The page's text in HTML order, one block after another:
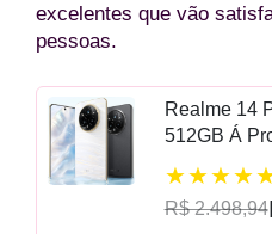
excelentes que vão
pessoas.
Realme 14
512GB Á
80w
R$ 2.498,94